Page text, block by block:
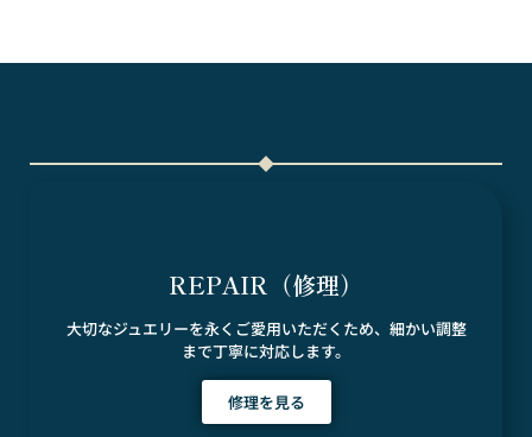
REPAIR（修理）
大切なジュエリーを永くご愛用いただくため、細かい調整
まで丁寧に対応します。
修理を見る